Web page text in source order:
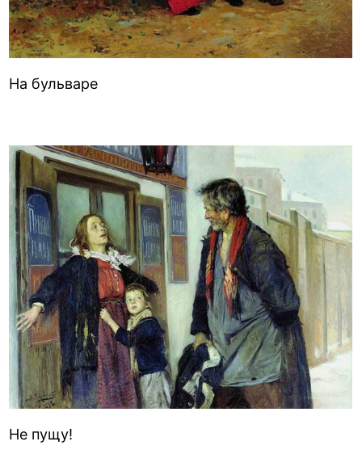
На бульваре
Не пущу!